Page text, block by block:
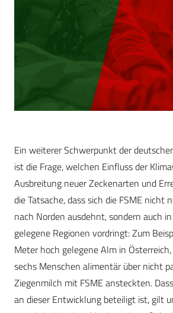
Ein weiterer Schwerpunkt der
ist die Frage, welchen Einfluss der
Ausbreitung neuer Zeckenarten und
die Tatsache, dass sich die FSME nicht
nach Norden ausdehnt, sondern auch
gelegene Regionen vordringt: Zum
Meter hoch gelegene Alm in
sechs Menschen alimentär über nicht
Ziegenmilch mit FSME ansteckten.
an dieser Entwicklung beteiligt ist, gilt